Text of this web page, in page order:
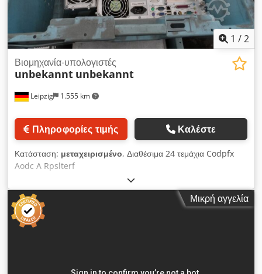
1 /2
Leipzig 1.555 km
Βιομηχανία-υπολογιστές
unbekannt unbekannt
Πληροφορίες τιμής Καλέστε
Κατάσταση: μεταχειρισμένο, Διαθέσιμα 24 τεμάχια Codpfx
Aodc A Rpslterf
Μικρή αγγελία